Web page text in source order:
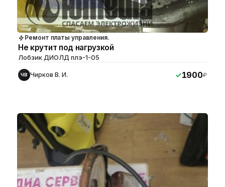
Ремонт платы управления.
Не крутит под нагрузкой
Лобзик ДИОЛД плэ-1-05
ЧВ Чирков В. И. 1900₽